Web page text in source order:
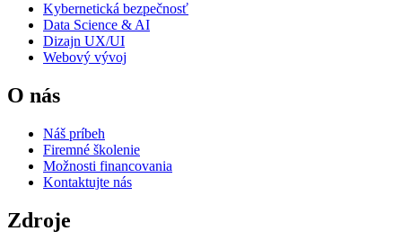
Kybernetická bezpečnosť
Data Science & AI
Dizajn UX/UI
Webový vývoj
O nás
Náš príbeh
Firemné školenie
Možnosti financovania
Kontaktujte nás
Zdroje